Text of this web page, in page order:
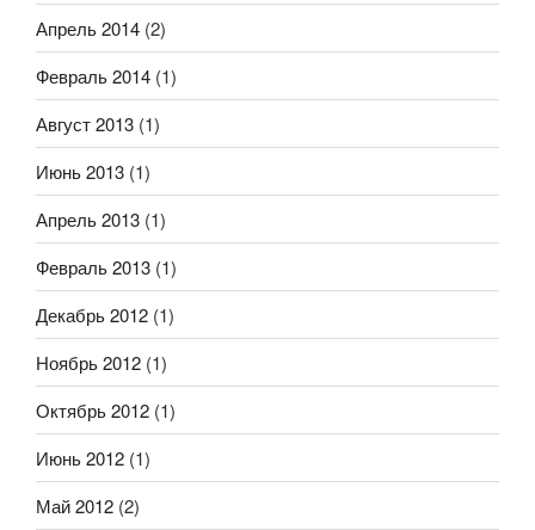
Апрель 2014 (2)
Февраль 2014 (1)
Август 2013 (1)
Июнь 2013 (1)
Апрель 2013 (1)
Февраль 2013 (1)
Декабрь 2012 (1)
Ноябрь 2012 (1)
Октябрь 2012 (1)
Июнь 2012 (1)
Май 2012 (2)